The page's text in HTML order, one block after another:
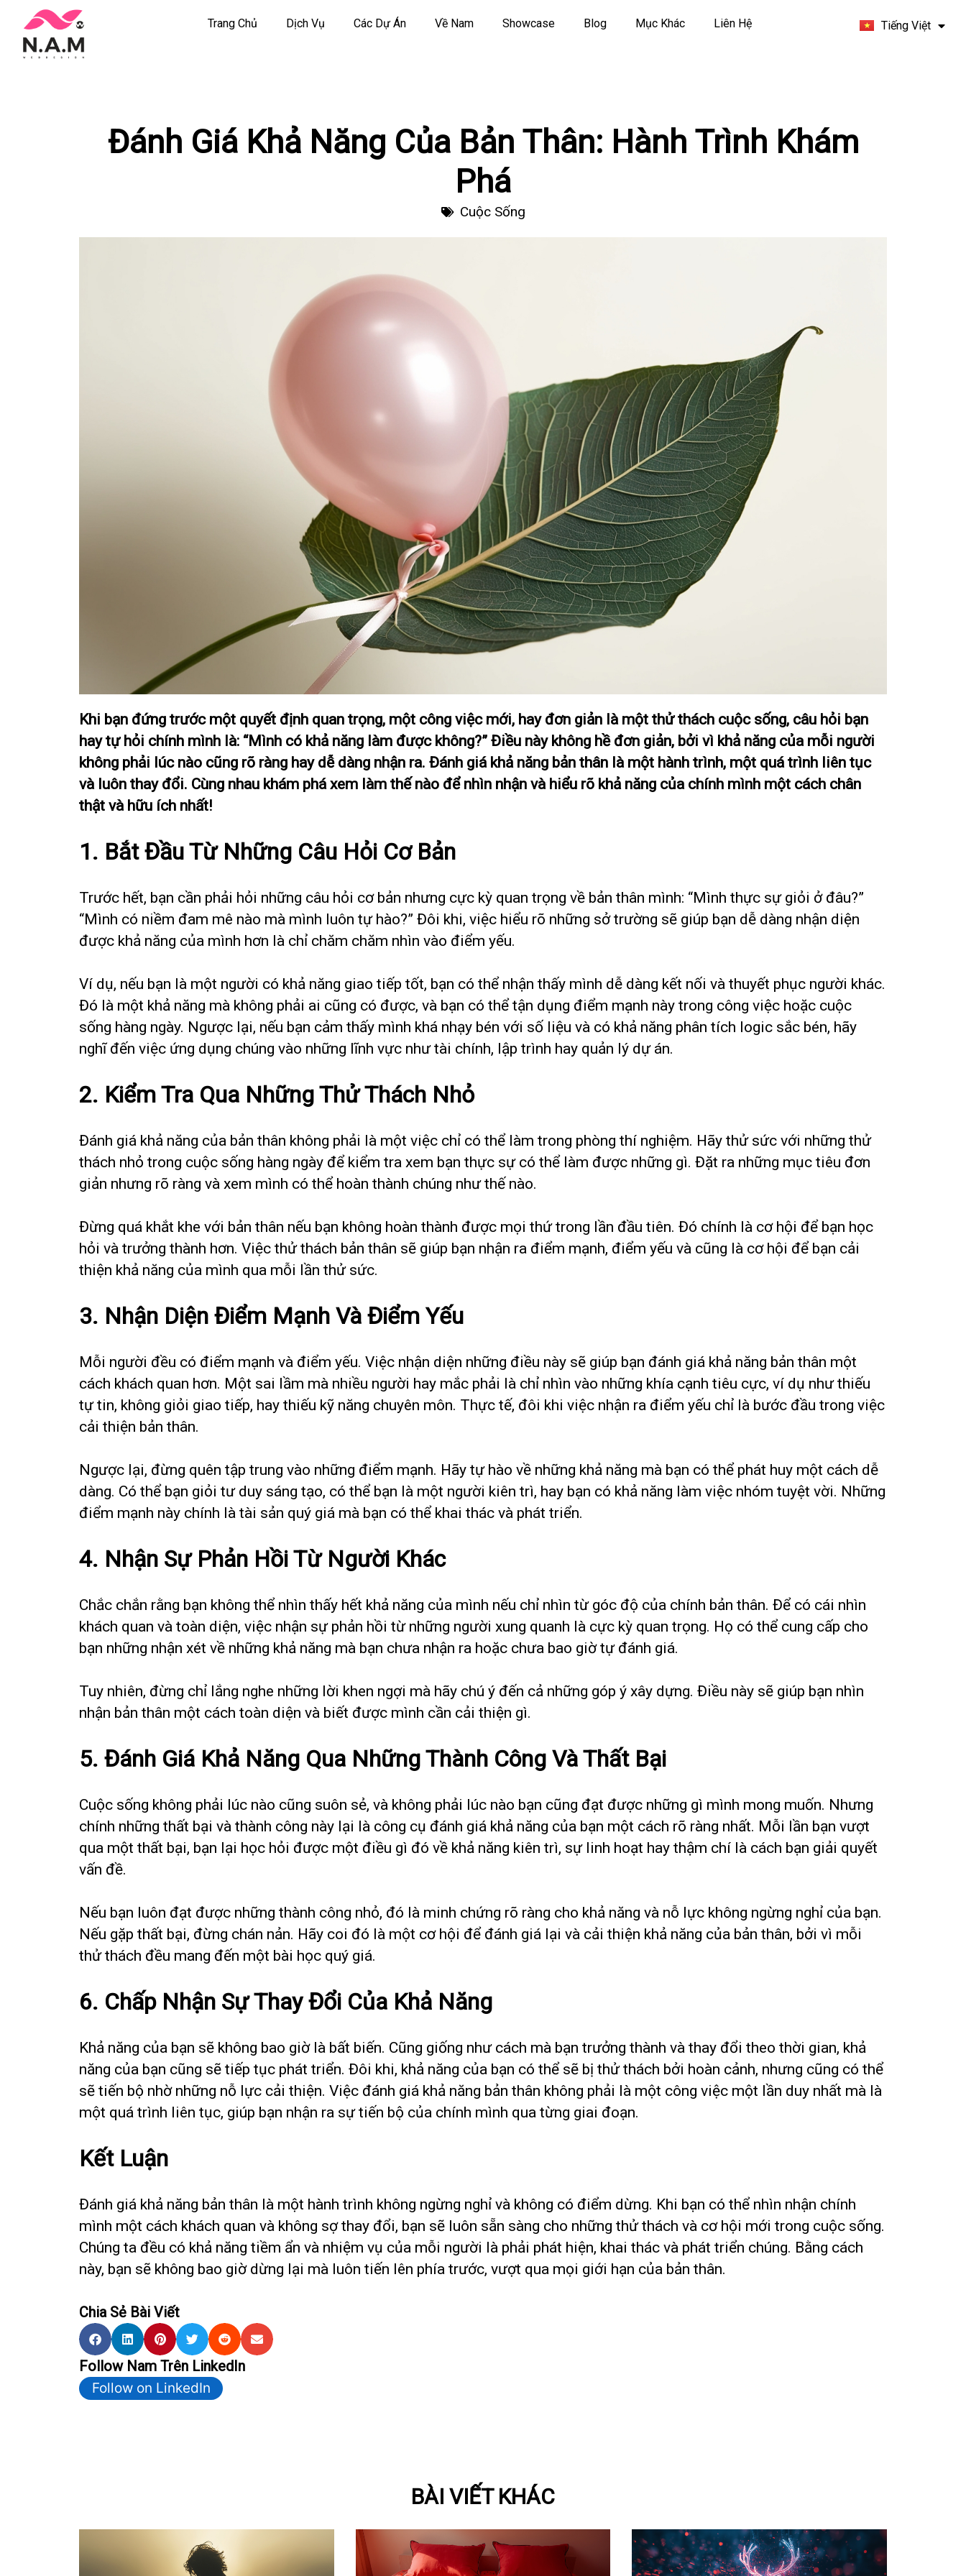
Chuyển
tới
Trang Chủ Dịch Vụ Các Dự Án Về Nam Showcase Blog Mục Khác Liên Hệ Tiếng Việt
Français
Đánh Giá Khả Năng Của Bản Thân: Hành Trình Khám
Phá
Cuộc Sống
Khi bạn đứng trước một quyết định quan trọng, một công việc mới, hay đơn giản là một thử thách cuộc sống, câu hỏi bạn
hay tự hỏi chính mình là: “Mình có khả năng làm được không?” Điều này không hề đơn giản, bởi vì khả năng của mỗi người
không phải lúc nào cũng rõ ràng hay dễ dàng nhận ra. Đánh giá khả năng bản thân là một hành trình, một quá trình liên tục
và luôn thay đổi. Cùng nhau khám phá xem làm thế nào để nhìn nhận và hiểu rõ khả năng của chính mình một cách chân
thật và hữu ích nhất!
1. Bắt Đầu Từ Những Câu Hỏi Cơ Bản
Trước hết, bạn cần phải hỏi những câu hỏi cơ bản nhưng cực kỳ quan trọng về bản thân mình: “Mình thực sự giỏi ở đâu?”
“Mình có niềm đam mê nào mà mình luôn tự hào?” Đôi khi, việc hiểu rõ những sở trường sẽ giúp bạn dễ dàng nhận diện
được khả năng của mình hơn là chỉ chăm chăm nhìn vào điểm yếu.
Ví dụ, nếu bạn là một người có khả năng giao tiếp tốt, bạn có thể nhận thấy mình dễ dàng kết nối và thuyết phục người khác.
Đó là một khả năng mà không phải ai cũng có được, và bạn có thể tận dụng điểm mạnh này trong công việc hoặc cuộc
sống hàng ngày. Ngược lại, nếu bạn cảm thấy mình khá nhạy bén với số liệu và có khả năng phân tích logic sắc bén, hãy
nghĩ đến việc ứng dụng chúng vào những lĩnh vực như tài chính, lập trình hay quản lý dự án.
2. Kiểm Tra Qua Những Thử Thách Nhỏ
Đánh giá khả năng của bản thân không phải là một việc chỉ có thể làm trong phòng thí nghiệm. Hãy thử sức với những thử
thách nhỏ trong cuộc sống hàng ngày để kiểm tra xem bạn thực sự có thể làm được những gì. Đặt ra những mục tiêu đơn
giản nhưng rõ ràng và xem mình có thể hoàn thành chúng như thế nào.
Đừng quá khắt khe với bản thân nếu bạn không hoàn thành được mọi thứ trong lần đầu tiên. Đó chính là cơ hội để bạn học
hỏi và trưởng thành hơn. Việc thử thách bản thân sẽ giúp bạn nhận ra điểm mạnh, điểm yếu và cũng là cơ hội để bạn cải
thiện khả năng của mình qua mỗi lần thử sức.
3. Nhận Diện Điểm Mạnh Và Điểm Yếu
Mỗi người đều có điểm mạnh và điểm yếu. Việc nhận diện những điều này sẽ giúp bạn đánh giá khả năng bản thân một
cách khách quan hơn. Một sai lầm mà nhiều người hay mắc phải là chỉ nhìn vào những khía cạnh tiêu cực, ví dụ như thiếu
tự tin, không giỏi giao tiếp, hay thiếu kỹ năng chuyên môn. Thực tế, đôi khi việc nhận ra điểm yếu chỉ là bước đầu trong việc
cải thiện bản thân.
Ngược lại, đừng quên tập trung vào những điểm mạnh. Hãy tự hào về những khả năng mà bạn có thể phát huy một cách dễ
dàng. Có thể bạn giỏi tư duy sáng tạo, có thể bạn là một người kiên trì, hay bạn có khả năng làm việc nhóm tuyệt vời. Những
điểm mạnh này chính là tài sản quý giá mà bạn có thể khai thác và phát triển.
4. Nhận Sự Phản Hồi Từ Người Khác
Chắc chắn rằng bạn không thể nhìn thấy hết khả năng của mình nếu chỉ nhìn từ góc độ của chính bản thân. Để có cái nhìn
khách quan và toàn diện, việc nhận sự phản hồi từ những người xung quanh là cực kỳ quan trọng. Họ có thể cung cấp cho
bạn những nhận xét về những khả năng mà bạn chưa nhận ra hoặc chưa bao giờ tự đánh giá.
Tuy nhiên, đừng chỉ lắng nghe những lời khen ngợi mà hãy chú ý đến cả những góp ý xây dựng. Điều này sẽ giúp bạn nhìn
nhận bản thân một cách toàn diện và biết được mình cần cải thiện gì.
5. Đánh Giá Khả Năng Qua Những Thành Công Và Thất Bại
Cuộc sống không phải lúc nào cũng suôn sẻ, và không phải lúc nào bạn cũng đạt được những gì mình mong muốn. Nhưng
chính những thất bại và thành công này lại là công cụ đánh giá khả năng của bạn một cách rõ ràng nhất. Mỗi lần bạn vượt
qua một thất bại, bạn lại học hỏi được một điều gì đó về khả năng kiên trì, sự linh hoạt hay thậm chí là cách bạn giải quyết
vấn đề.
Nếu bạn luôn đạt được những thành công nhỏ, đó là minh chứng rõ ràng cho khả năng và nỗ lực không ngừng nghỉ của bạn.
Nếu gặp thất bại, đừng chán nản. Hãy coi đó là một cơ hội để đánh giá lại và cải thiện khả năng của bản thân, bởi vì mỗi
thử thách đều mang đến một bài học quý giá.
6. Chấp Nhận Sự Thay Đổi Của Khả Năng
Khả năng của bạn sẽ không bao giờ là bất biến. Cũng giống như cách mà bạn trưởng thành và thay đổi theo thời gian, khả
năng của bạn cũng sẽ tiếp tục phát triển. Đôi khi, khả năng của bạn có thể sẽ bị thử thách bởi hoàn cảnh, nhưng cũng có thể
sẽ tiến bộ nhờ những nỗ lực cải thiện. Việc đánh giá khả năng bản thân không phải là một công việc một lần duy nhất mà là
một quá trình liên tục, giúp bạn nhận ra sự tiến bộ của chính mình qua từng giai đoạn.
Kết Luận
Đánh giá khả năng bản thân là một hành trình không ngừng nghỉ và không có điểm dừng. Khi bạn có thể nhìn nhận chính
mình một cách khách quan và không sợ thay đổi, bạn sẽ luôn sẵn sàng cho những thử thách và cơ hội mới trong cuộc sống.
Chúng ta đều có khả năng tiềm ẩn và nhiệm vụ của mỗi người là phải phát hiện, khai thác và phát triển chúng. Bằng cách
này, bạn sẽ không bao giờ dừng lại mà luôn tiến lên phía trước, vượt qua mọi giới hạn của bản thân.
Chia Sẻ Bài Viết
Follow Nam Trên LinkedIn
Follow on LinkedIn
BÀI VIẾT KHÁC